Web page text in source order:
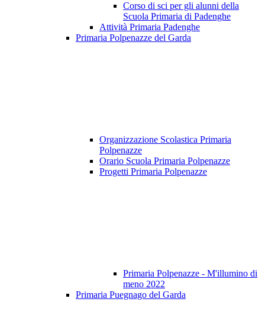
Corso di sci per gli alunni della
Scuola Primaria di Padenghe
Attività Primaria Padenghe
Primaria Polpenazze del Garda
Organizzazione Scolastica Primaria
Polpenazze
Orario Scuola Primaria Polpenazze
Progetti Primaria Polpenazze
Primaria Polpenazze - M'illumino di
meno 2022
Primaria Puegnago del Garda